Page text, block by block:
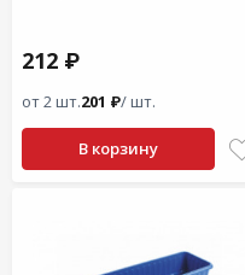
212 ₽
от 2 шт.201 ₽/ шт.
В корзину